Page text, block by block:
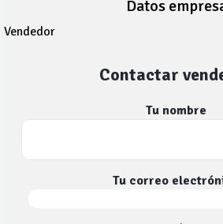
Datos
Vendedor
Contactar
Tu nombre
Tu correo